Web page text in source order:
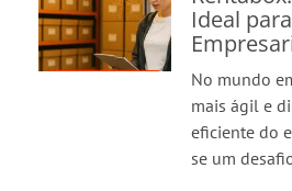
Ideal
No mundo
mais ágil e
eficiente do
se um